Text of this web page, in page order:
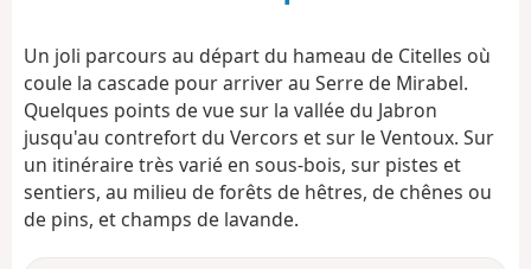
v
a
i
Un joli parcours au départ du hameau de Citelles où
coule la cascade pour arriver au Serre de Mirabel.
Quelques points de vue sur la vallée du Jabron
jusqu'au contrefort du Vercors et sur le Ventoux. Sur
un itinéraire très varié en sous-bois, sur pistes et
sentiers, au milieu de forêts de hêtres, de chênes ou
de pins, et champs de lavande.